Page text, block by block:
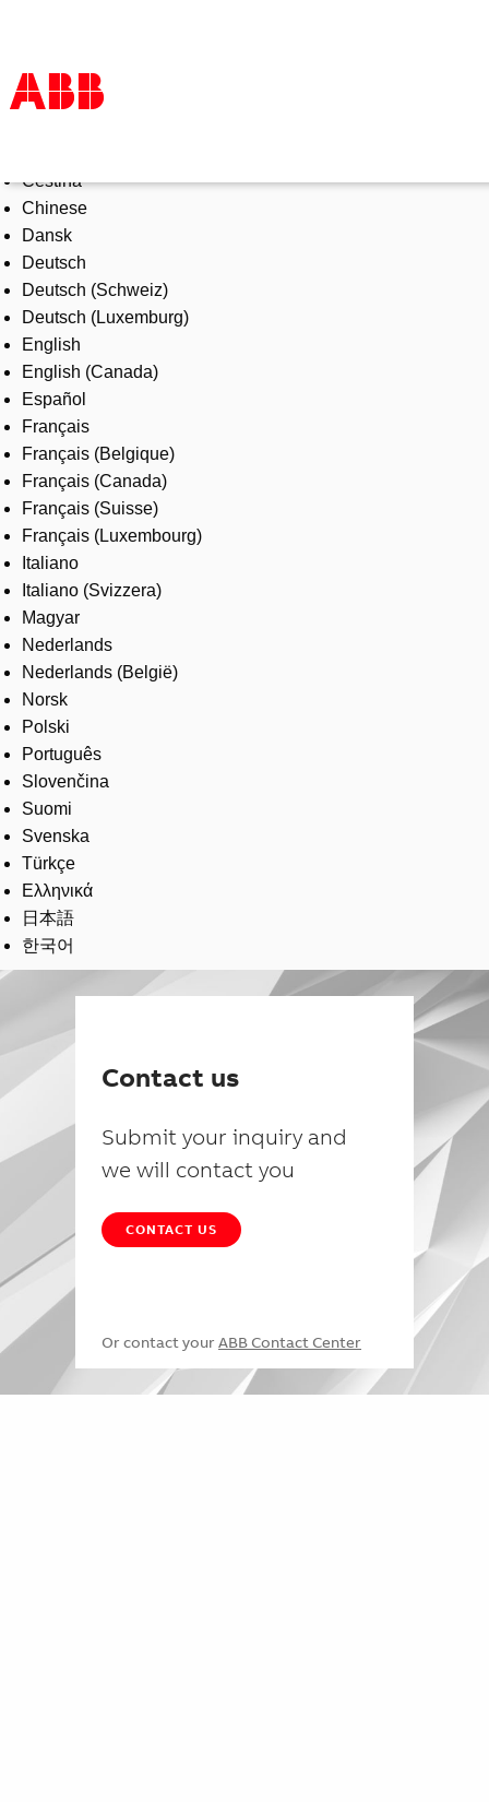
Products & Solutions
Industries
Services
About us
Where to buy
Contact us
Careers
Čeština
Chinese
Dansk
Deutsch
Deutsch (Schweiz)
Deutsch (Luxemburg)
English
English (Canada)
Español
Français
Français (Belgique)
Français (Canada)
Français (Suisse)
Français (Luxembourg)
Italiano
Italiano (Svizzera)
Magyar
Nederlands
Nederlands (België)
Norsk
Polski
Português
Slovenčina
Suomi
Svenska
Türkçe
Ελληνικά
日本語
한국어
Contact us
Submit your inquiry and
we will contact you
CONTACT US
Or contact your ABB Contact Center